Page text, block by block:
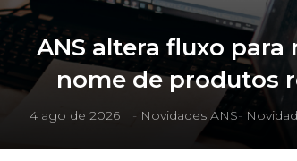
ANS altera fluxo
nome de produtos
4 ago de 2026 - Novidades ANS-